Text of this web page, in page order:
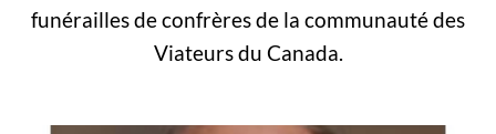
funérailles de confrères de la communauté des
Viateurs du Canada.